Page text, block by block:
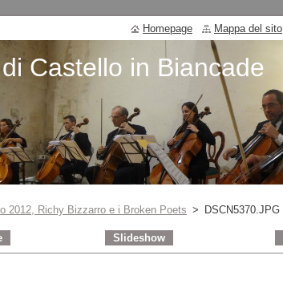
Castello in Biancade
2012, Richy Bizzarro e i Broken Poets > DSCN5370.JPG
Slideshow
Homepage Mappa del sito